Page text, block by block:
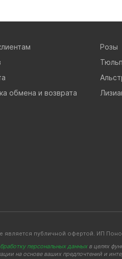
обмена и возврата
Розы
является публичной офертой. ИП
персональных данныхв целях
на основе ваших предпочтений и